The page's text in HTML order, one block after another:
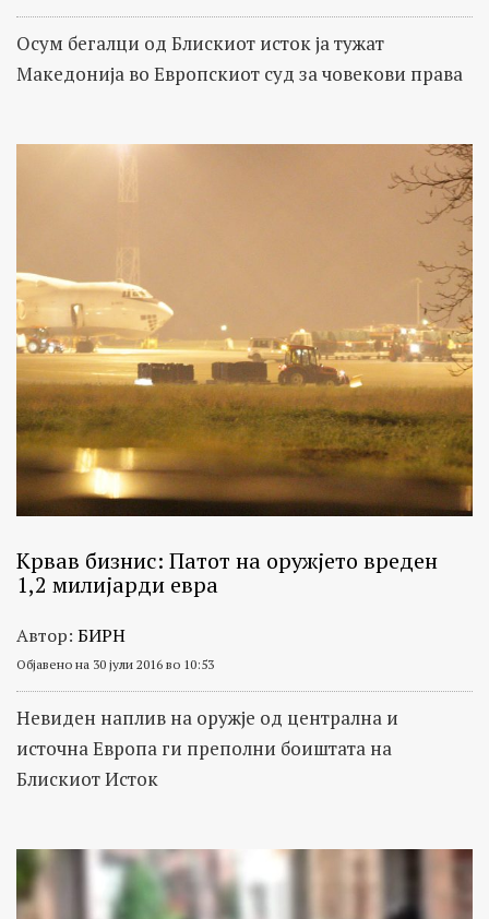
Осум бегалци од Блискиот исток ја тужат
Македонија во Европскиот суд за човекови права
Крвав бизнис: Патот на оружјето вреден
1,2 милијарди евра
Автор: БИРН
Објавено на 30 јули 2016 во 10:53
Невиден наплив на оружје од централна и
источна Европа ги преполни боиштата на
Блискиот Исток